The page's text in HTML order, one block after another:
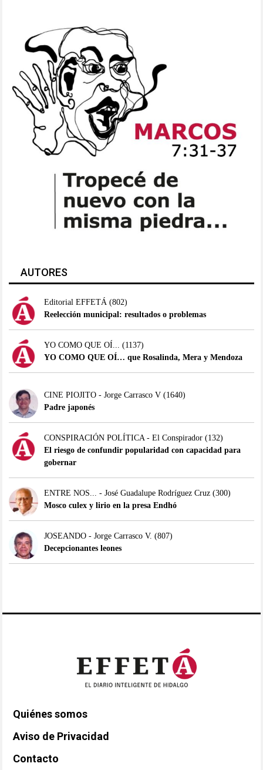
AUTORES
Editorial EFFETÁ(802)
Reelección municipal: resultados o problemas
YO COMO QUE OÍ... (1137)
YO COMO QUE OÍ… que Rosalinda, Mera y Mendoza
CINE PIOJITO - Jorge Carrasco V(1640)
Padre japonés
CONSPIRACIÓN POLÍTICA - El Conspirador(132)
El riesgo de confundir popularidad con capacidad para
gobernar
ENTRE NOS... - José Guadalupe Rodríguez Cruz(300)
Mosco culex y lirio en la presa Endhó
JOSEANDO - Jorge Carrasco V. (807)
Decepcionantes leones
Quiénes somos
Aviso de Privacidad
Contacto